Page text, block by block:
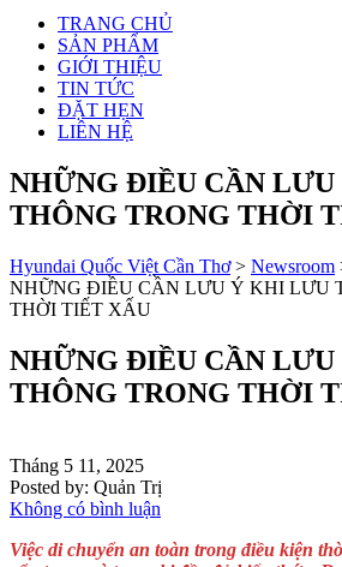
TRANG CHỦ
SẢN PHẨM
GIỚI THIỆU
TIN TỨC
ĐẶT HẸN
LIÊN HỆ
NHỮNG ĐIỀU CẦN
THÔNG TRONG THỜI
Hyundai Quốc Việt Cần Thơ> Newsroom
NHỮNG ĐIỀU CẦN LƯU Ý KHI LƯU
THỜI TIẾT XẤU
NHỮNG ĐIỀU CẦN
THÔNG TRONG THỜI
Tháng 5 11, 2025
Posted by: Quản Trị
Không có bình luận
Việc di chuyển an toàn trong điều kiện